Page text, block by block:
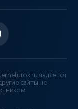
является
сайты не